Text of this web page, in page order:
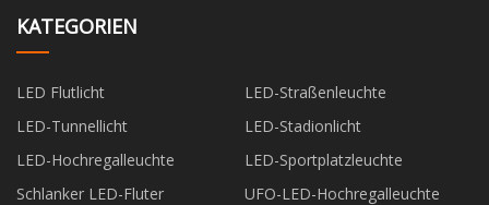
KATEGORIEN
LED Flutlicht
LED-Straßenleuchte
LED-Tunnellicht
LED-Stadionlicht
LED-Hochregalleuchte
LED-Sportplatzleuchte
Schlanker LED-Fluter
UFO-LED-Hochregalleuchte